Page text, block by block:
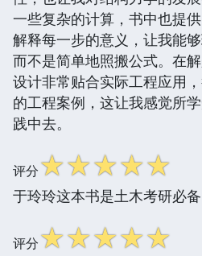
一些复杂的计算，书中也提
解释每一步的意义，让我能
而不是简单地照搬公式。在
设计非常贴合实际工程应用
的工程案例，这让我感觉所
践中去。
评分☆☆☆☆☆
于玲玲这本书是土木考研必备
评分☆☆☆☆☆